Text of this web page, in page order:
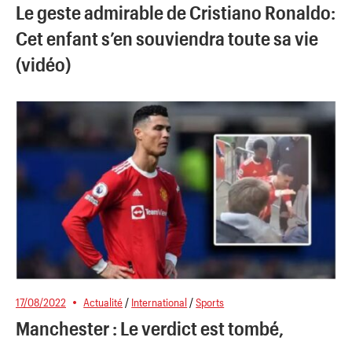
Le geste admirable de Cristiano Ronaldo:
Cet enfant s’en souviendra toute sa vie
(vidéo)
17/08/2022 Actualité / International /Sports
Manchester : Le verdict est tombé,